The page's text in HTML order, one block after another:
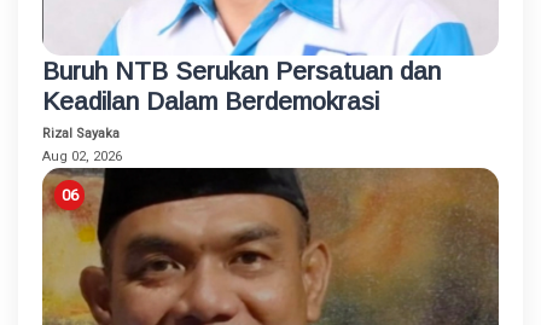
Buruh NTB Serukan Persatuan dan
Keadilan Dalam Berdemokrasi
Rizal Sayaka
Aug 02, 2026